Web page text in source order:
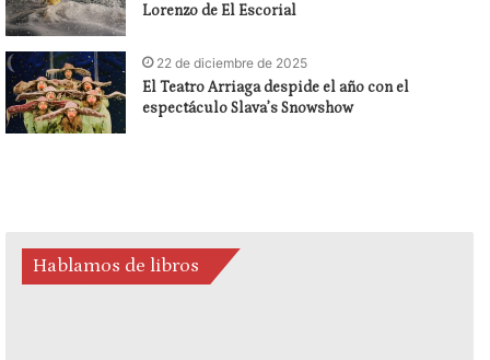
Lorenzo de El Escorial
22 de diciembre de 2025
El Teatro Arriaga despide el año con el
espectáculo Slava’s Snowshow
Hablamos de libros